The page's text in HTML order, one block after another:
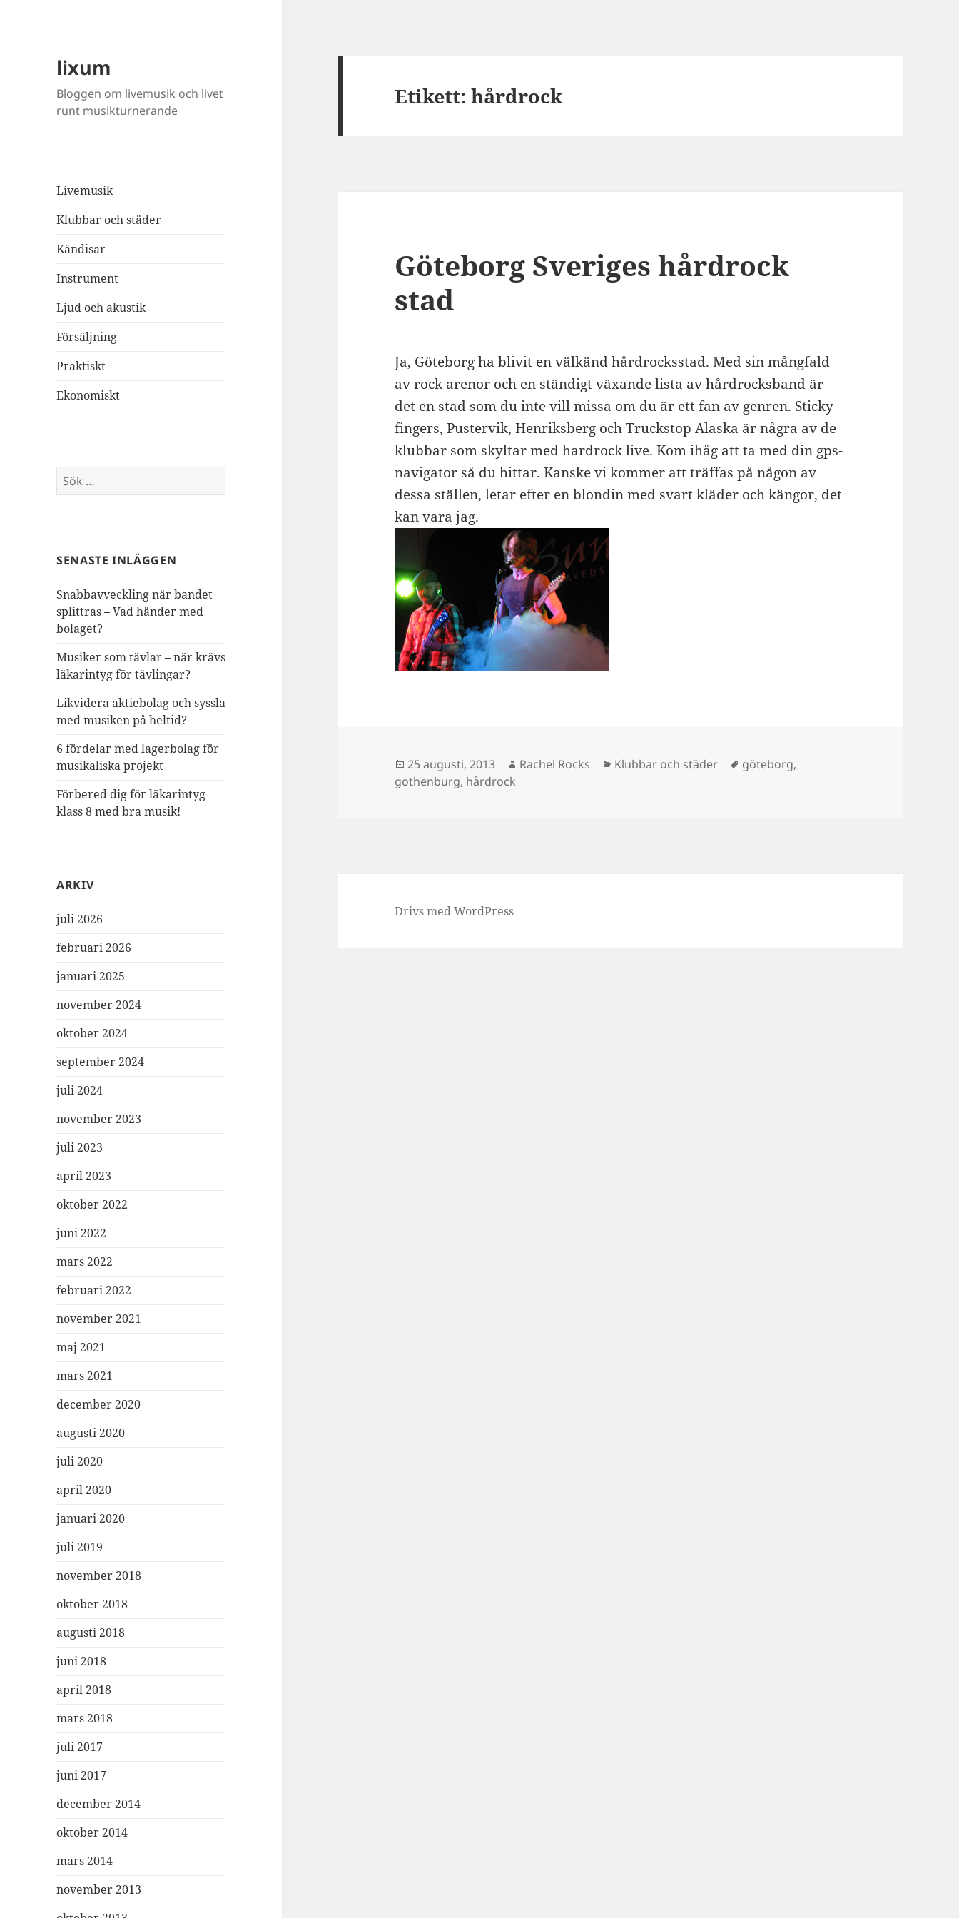
lixum
Bloggen om livemusik och livet
runt musikturnerande
Livemusik
Klubbar och städer
Kändisar
Instrument
Ljud och akustik
Försäljning
Praktiskt
Ekonomiskt
Sök
efter:
SENASTE INLÄGGEN
Snabbavveckling när bandet
splittras – Vad händer med
bolaget?
Musiker som tävlar – när krävs
läkarintyg för tävlingar?
Likvidera aktiebolag och syssla
med musiken på heltid?
6 fördelar med lagerbolag för
musikaliska projekt
Förbered dig för läkarintyg
klass 8 med bra musik!
ARKIV
juli 2026
februari 2026
januari 2025
november 2024
oktober 2024
september 2024
juli 2024
november 2023
juli 2023
april 2023
oktober 2022
juni 2022
mars 2022
februari 2022
november 2021
maj 2021
mars 2021
december 2020
augusti 2020
juli 2020
april 2020
januari 2020
juli 2019
november 2018
oktober 2018
augusti 2018
juni 2018
april 2018
mars 2018
juli 2017
juni 2017
december 2014
oktober 2014
mars 2014
november 2013
Etikett:hårdrock
Göteborg Sveriges hårdrock
stad
Ja, Göteborg ha blivit en välkänd hårdrocksstad. Med sin mångfald
av rock arenor och en ständigt växande lista av hårdrocksband är
det en stad som du inte vill missa om du är ett fan av genren. Sticky
fingers, Pustervik, Henriksberg och Truckstop Alaska är några av de
klubbar som skyltar med hardrock live. Kom ihåg att ta med din gps-
navigator så du hittar. Kanske vi kommer att träffas på någon av
dessa ställen, letar efter en blondin med svart kläder och kängor, det
kan vara jag.
Postat
25 augusti, 2013 Författare
Rachel Rocks Kategorier
Klubbar och städer Taggar
göteborg,
gothenburg, hårdrock
Drivs med WordPress